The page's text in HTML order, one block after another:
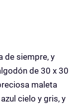
de siempre, y
de 30 x 30
maleta
cielo y gris, y